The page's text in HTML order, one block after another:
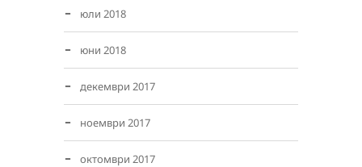
юли 2018
юни 2018
декември 2017
ноември 2017
октомври 2017